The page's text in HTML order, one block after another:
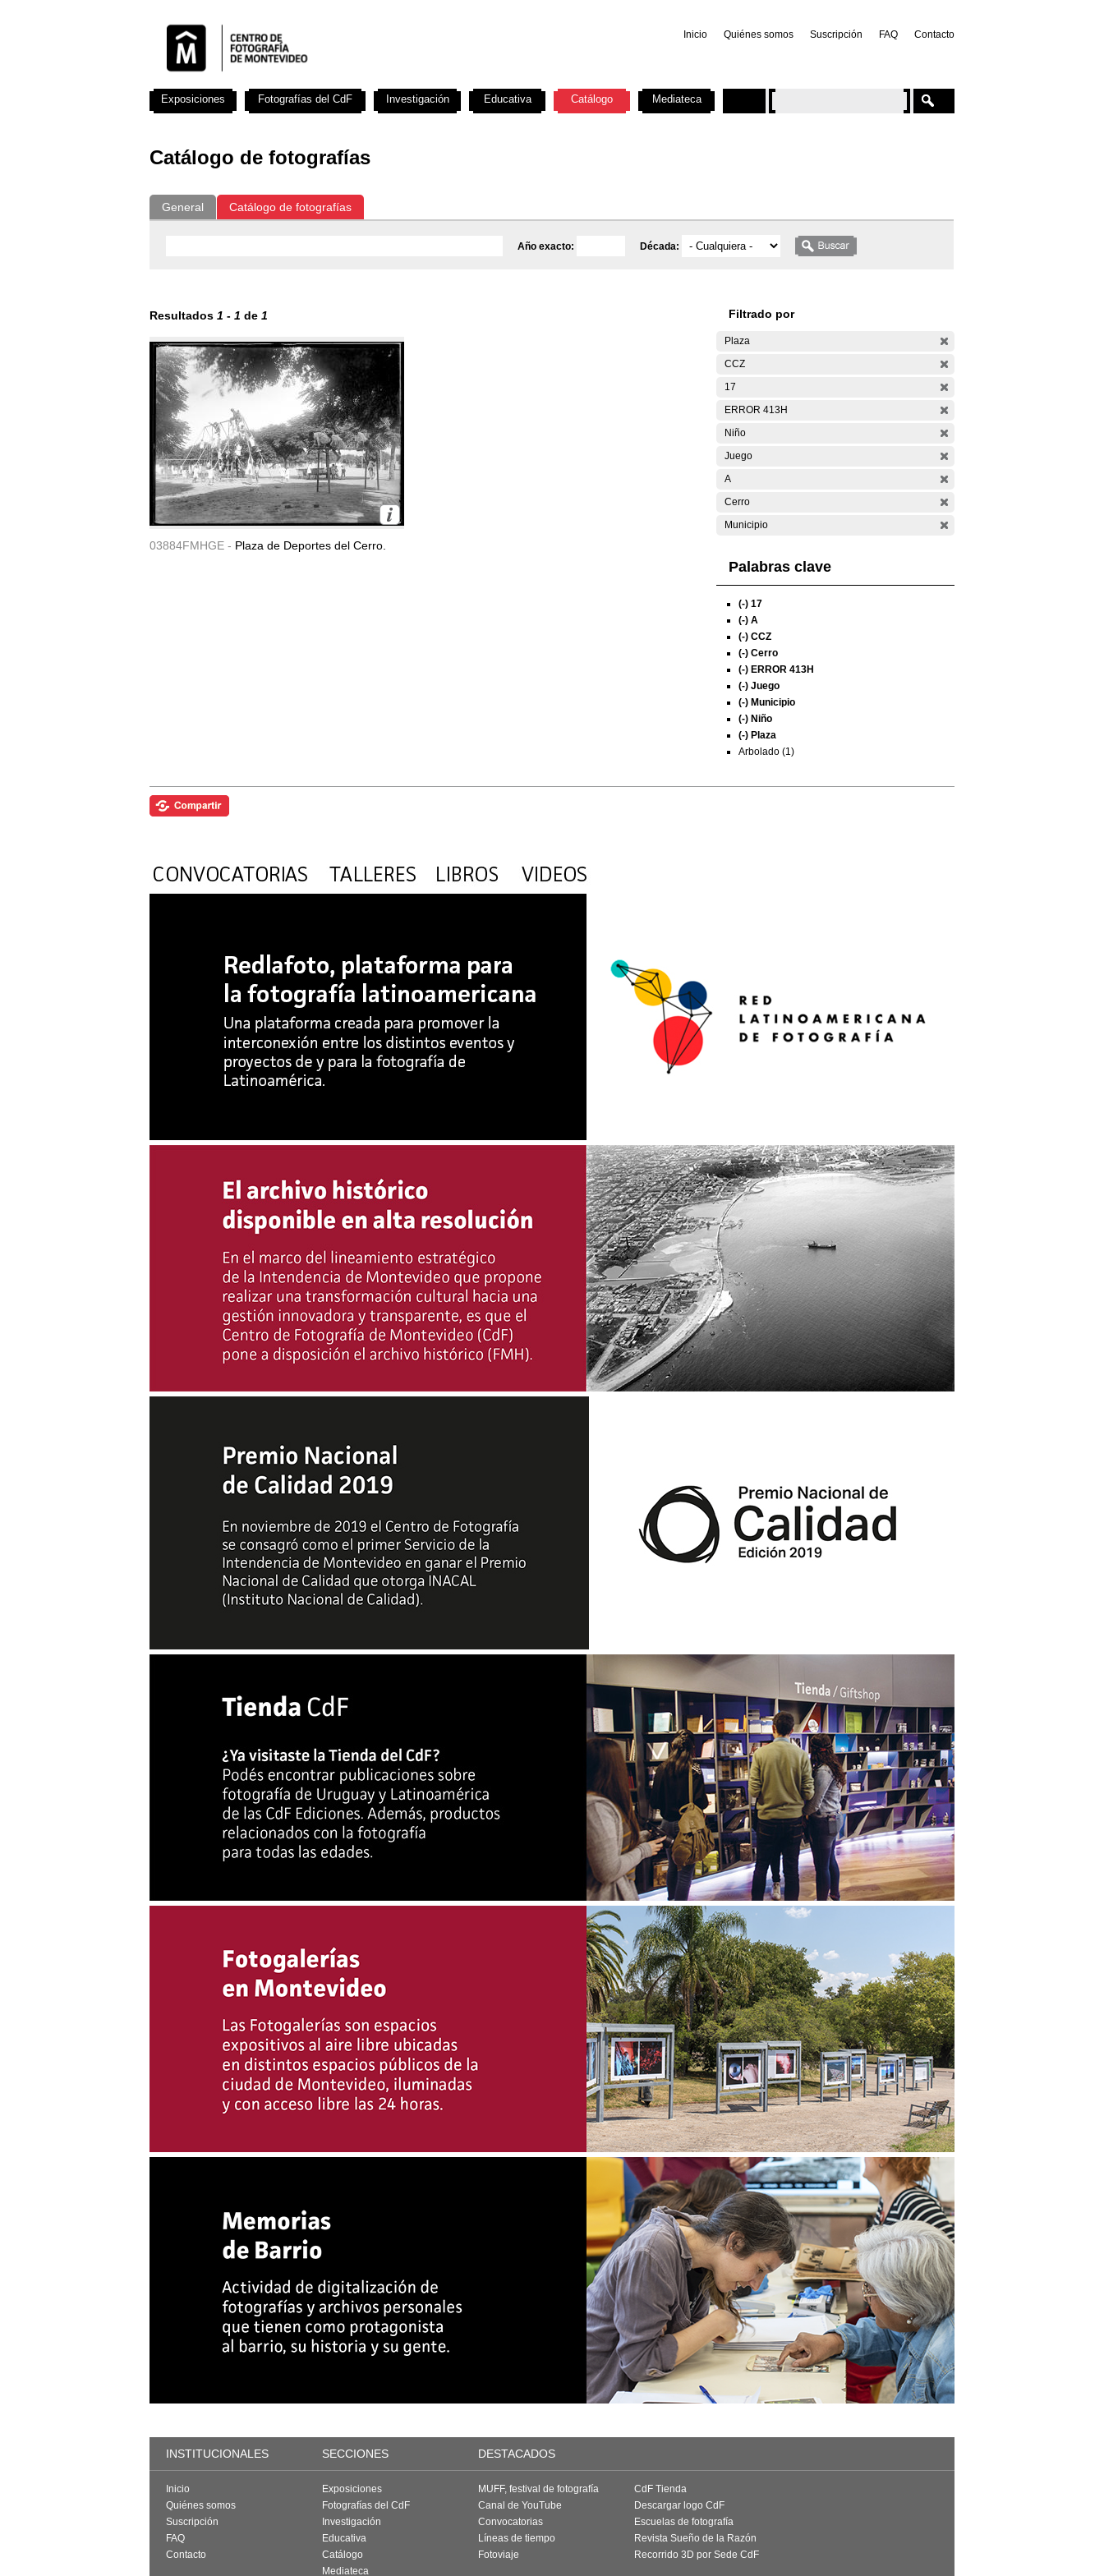
Inicio Quiénes somos Suscripción FAQ Contacto
Catálogo de fotografías
General Catálogo de fotografías
Año exacto: Década:
Resultados 1 - 1 de 1
03884FMHGE - Plaza de Deportes del Cerro.
Filtrado por
Plaza
CCZ
17
ERROR 413H
Niño
Juego
A
Cerro
Municipio
Palabras clave
(-) 17
(-) A
(-) CCZ
(-) Cerro
(-) ERROR 413H
(-) Juego
(-) Municipio
(-) Niño
(-) Plaza
Arbolado (1)
Exposiciones Fotografías del CdF Investigación Educativa Catálogo Mediateca
INSTITUCIONALES SECCIONES DESTACADOS
Inicio
Quiénes somos
Suscripción
FAQ
Contacto
Exposiciones
Fotografías del CdF
Investigación
Educativa
Catálogo
Mediateca
MUFF, festival de fotografía
Canal de YouTube
Convocatorias
Líneas de tiempo
Fotoviaje
CdF Tienda
Descargar logo CdF
Escuelas de fotografía
Revista Sueño de la Razón
Recorrido 3D por Sede CdF